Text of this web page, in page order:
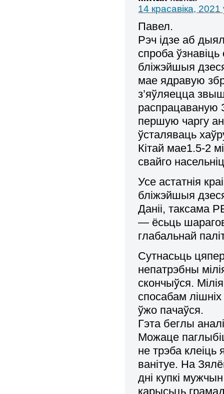
14 красавіка,
Павел.
Рэч ідзе аб
спроба ўзнавіць
бліжэйшыя
мае ядравую
з’яўляецца
распрацаваную
першую чаргу
ўсталяваць
Кітай мае1.5-2
свайго
Усе астатнія
бліжэйшыя
Даніі, таксама
— ёсьць
глабальнай
Сутнасьць
непатрэбны
скончыўся.
спосабам
ўжо пачаўся.
Гэта беглы
Можаце
не трэба
ванітуе. На
дні купкі
карысьць